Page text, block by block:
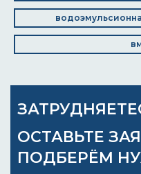
ОСТАВЬТЕ
ПОДБЕРЁМ